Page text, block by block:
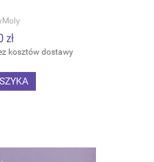
zł
kosztów dostawy